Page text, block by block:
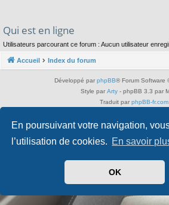
En poursuivant votre navigation,
l’utilisation de cookies. En savoir
OK
Qui est en ligne
Utilisateurs parcourant ce forum : Aucun utilisateur
Accueil Index du forum
Développé par phpBB® Forum Software
Style par Arty - phpBB 3.3 par
Traduit par phpBB-fr.com